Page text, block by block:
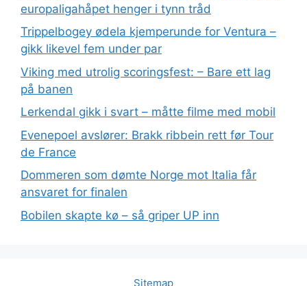
europaligahåpet henger i tynn tråd
Trippelbogey ødela kjemperunde for Ventura –
gikk likevel fem under par
Viking med utrolig scoringsfest: – Bare ett lag
på banen
Lerkendal gikk i svart – måtte filme med mobil
Evenepoel avslører: Brakk ribbein rett før Tour
de France
Dommeren som dømte Norge mot Italia får
ansvaret for finalen
Bobilen skapte kø – så griper UP inn
Sitemap